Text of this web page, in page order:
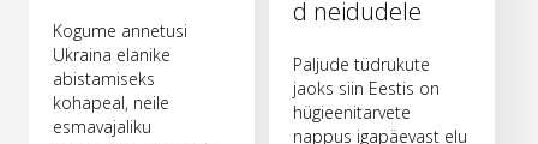
Kogume annetusi
Ukraina elanike
abistamiseks
kohapeal, neile
esmavajaliku
d neidudele
Paljude tüdrukute
jaoks siin Eestis on
hügieenitarvete
nappus igapäevast elu